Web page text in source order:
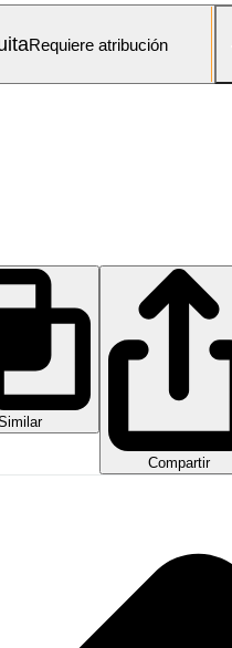
Requiere atribución
Compartir